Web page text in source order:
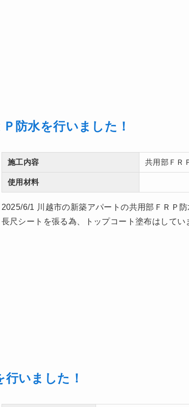
防水を行いました！
施工内容 共用部ＦＲ
使用材料
2025/6/1 川越市の新築アパートの共用部ＦＲＰ
長尺シートを張る為、トップコート塗布はして
いました！